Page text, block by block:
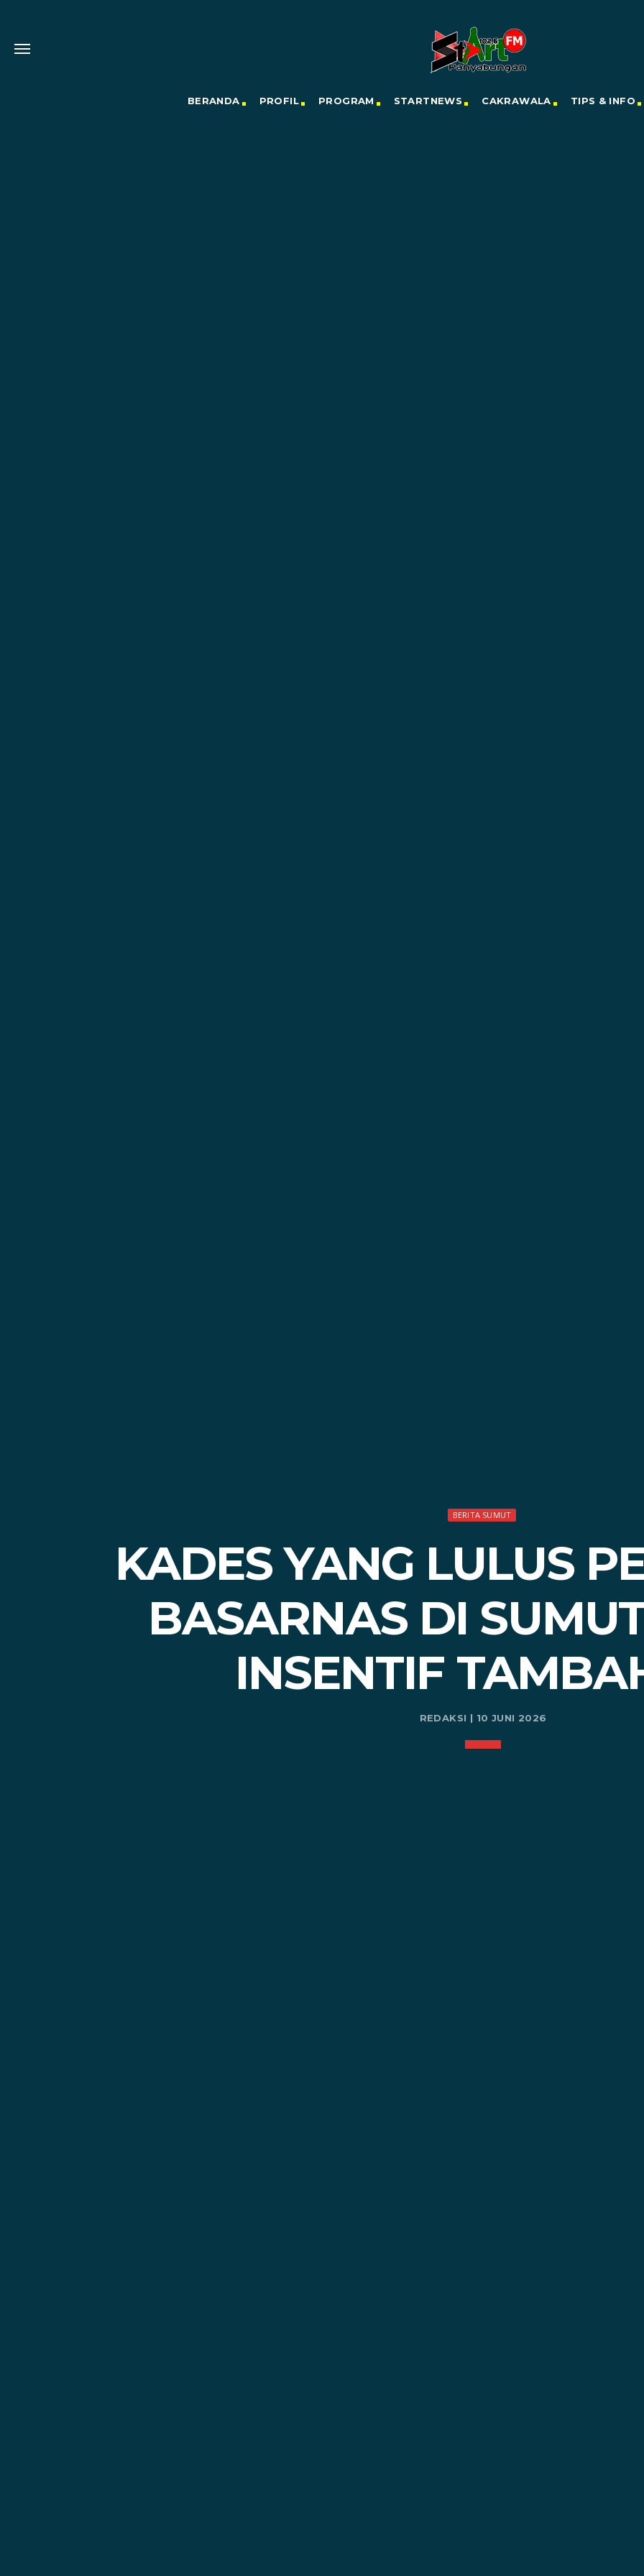
BERANDA PROFIL PROGRAM STARTNEWS CAKRAWALA TIPS & INFO
BERITA SUMUT
KADES YANG LULUS
BASARNAS DI
INSENTIF
REDAKSI | 10 JUNI 2026